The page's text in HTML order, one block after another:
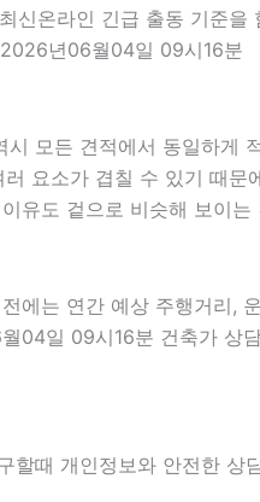
신온라인 긴급 출동 기준
년06월04일 09시16분
모든 견적에서 동일하게
요소가 겹칠 수 있기 때
유도 겉으로 비슷해 보이
에는 연간 예상 주행거리,
04일 09시16분 건축가 상
때 개인정보와 안전한 상